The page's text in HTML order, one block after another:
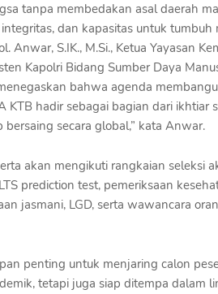
tanpa membedakan asal daerah
dan kapasitas untuk tumbuh
Anwar, S.IK., M.Si., Ketua Yayasan
Kapolri Bidang Sumber Daya
bahwa agenda
KTB hadir sebagai bagian dari ikhtiar
secara global,” kata Anwar.
akan mengikuti rangkaian seleksi
prediction test, pemeriksaan
jasmani, LGD, serta wawancara
penting untuk menjaring calon
tetapi juga siap ditempa dalam